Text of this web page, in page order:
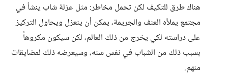
هناك طرق للتكيف لكن تحمل مخاطر: مثل عزلة شاب ينشأ في
مجتمع يملأه العنف والجريمة، يمكن أن ينعزل ويحاول التركيز
على دراسته لكي يخرج من ذلك العالم، لكن سيكون مكروهاً
بسبب ذلك من الشباب في نفس سنه، وسيعرضه ذلك لمضايقات
منهم.